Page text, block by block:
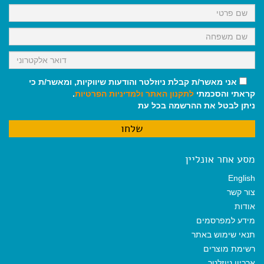
k
p
m
אני מאשר/ת קבלת ניוזלטר והודעות שיווקיות, ומאשר/ת כי
קראתי והסכמתי לתקנון האתר ולמדיניות הפרטיות.
ניתן לבטל את ההרשמה בכל עת
מסע אחר אונליין
English
צור קשר
אודות
מידע למפרסמים
תנאי שימוש באתר
רשימת מוצרים